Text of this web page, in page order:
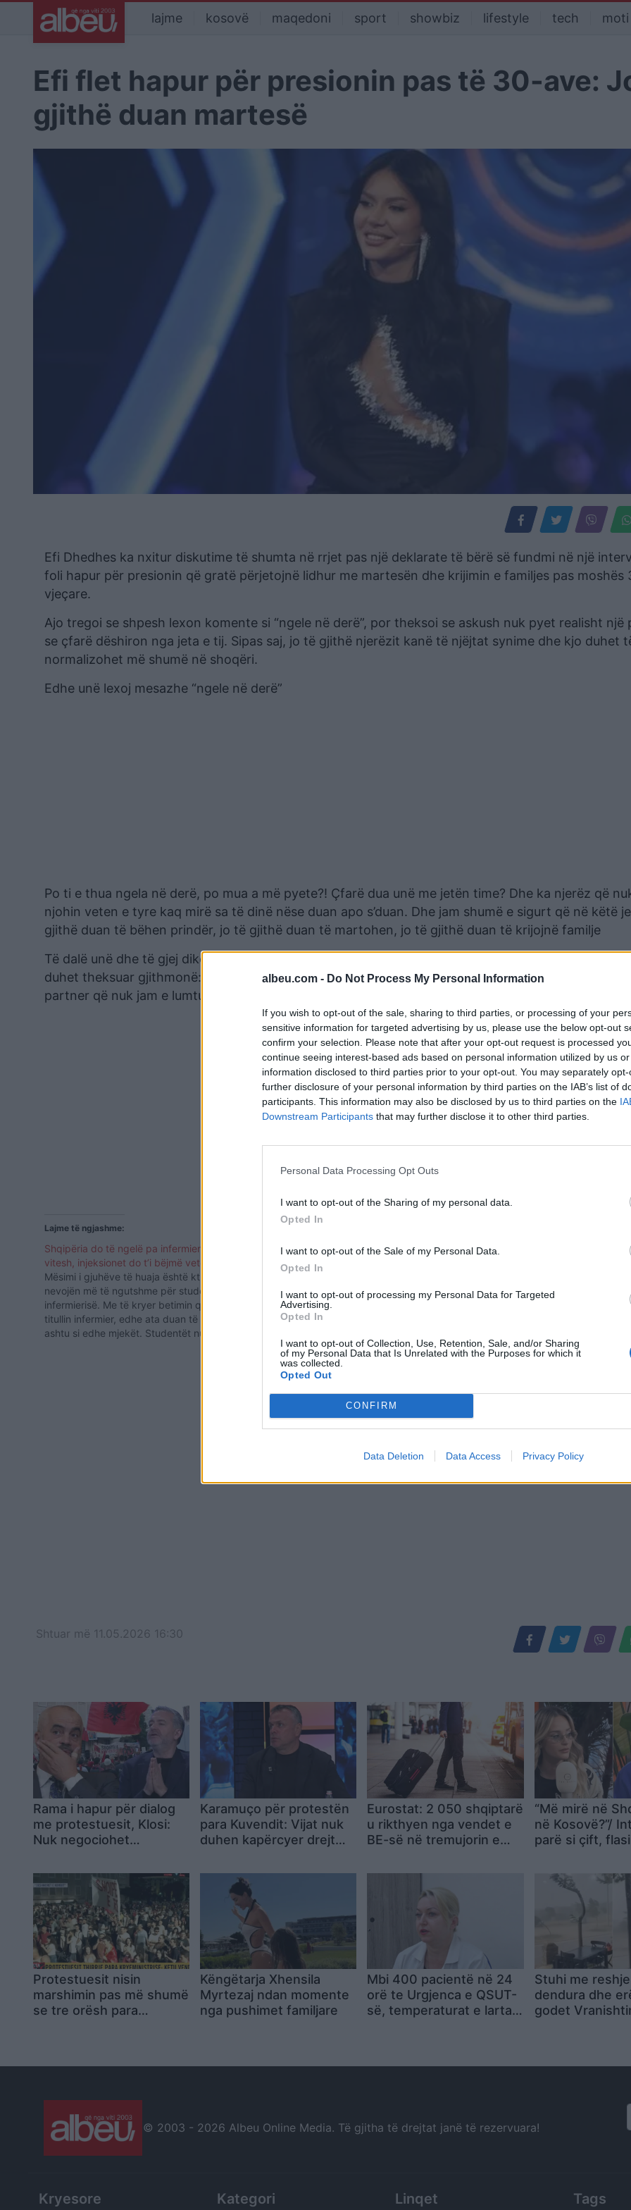
albeu.com - Do Not Process My Personal Information
If you wish to opt-out of the sale, sharing to third parties, or processing of your
sensitive information for targeted advertising by us, please use the below opt-out
confirm your selection. Please note that after your opt-out request is processed
continue seeing interest-based ads based on personal information utilized by us
information disclosed to third parties prior to your opt-out. You may separately
further disclosure of your personal information by third parties on the IAB’s list of
participants. This information may also be disclosed by us to third parties on the
Downstream Participants that may further disclose it to other third parties.
Personal Data Processing Opt Outs
I want to opt-out of the Sharing of my personal data.
Opted In
I want to opt-out of the Sale of my Personal Data.
Opted In
I want to opt-out of processing my Personal Data for Targeted
Advertising.
Opted In
I want to opt-out of Collection, Use, Retention, Sale, and/or Sharing
of my Personal Data that Is Unrelated with the Purposes for which it
was collected.
Opted Out
CONFIRM
Data Deletion Data Access Privacy Policy
lajme kosovë maqedoni sport showbiz lifestyle tech moti
Efi flet hapur për presionin pas të 30-ave:
gjithë duan martesë
Efi Dhedhes ka nxitur diskutime të shumta në rrjet pas një deklarate të bërë së fundmi në një
foli hapur për presionin që gratë përjetojnë lidhur me martesën dhe krijimin e familjes pas moshës
vjeçare.
Ajo tregoi se shpesh lexon komente si “ngele në derë”, por theksoi se askush nuk pyet realisht një
se çfarë dëshiron nga jeta e tij. Sipas saj, jo të gjithë njerëzit kanë të njëjtat synime dhe kjo duhet
normalizohet më shumë në shoqëri.
Edhe unë lexoj mesazhe “ngele në derë”
Po ti e thua ngela në derë, po mua a më pyete?! Çfarë dua unë me jetën time? Dhe ka njerëz që
njohin veten e tyre kaq mirë sa të dinë nëse duan apo s’duan. Dhe jam shumë e sigurt që në këtë
gjithë duan të bëhen prindër, jo të gjithë duan të martohen, jo të gjithë duan të krijojnë familje
Të dalë unë dhe të gjej dikë vetëm sepse kam bërë 30 vjeçe?! Ndërkohë që është vetëm një jetë!
duhet theksuar gjithmonë: Është një jetë, që është po aq e gjatë, aq dhe e shkurtër. Të rri unë me
partner që nuk jam e lumtur dhe e qetë, atëherë unë nuk e dua! Fare! Mjafton të rri vetëm…-u
Lajme të ngjashme:
Shqipëria do të ngelë pa infermierë! Pas 5
vitesh, injeksionet do t’i bëjmë vetë
Mësimi i gjuhëve të huaja është kthyer në
nevojën më të ngutshme për studentët e
infermierisë. Me të kryer betimin qe u jep
titullin infermier, edhe ata duan të ikin,
ashtu si edhe mjekët. Studentët nuk
Kunja mes Efit dhe Roza Latit në studio?
Moderatorja: Ka një dashuri të frikshme…
“Luizin kanë nisur ta duan edhe
hapësirë
Shtuar më 11.05.2026 16:30
Rama i hapur për dialog
me protestuesit, Klosi:
Nuk negociohet
Karamuço për protestën
para Kuvendit: Vijat nuk
duhen kapërcyer drejt
Eurostat: 2 050 shqiptarë
u rikthyen nga vendet e
BE-së në tremujorin e
“Më mirë në
në Kosovë?”/
parë si çift,
bashkëjetojmë
Protestuesit nisin
marshimin pas më shumë
se tre orësh para
Këngëtarja Xhensila
Myrtezaj ndan momente
nga pushimet familjare
Mbi 400 pacientë në 24
orë te Urgjenca e QSUT-
së, temperaturat e larta
Stuhi me
dendura dhe
godet
© 2003 - 2026 Albeu Online Media. Të gjitha të drejtat janë të rezervuara!
Kryesore Kategori Linqet Tags